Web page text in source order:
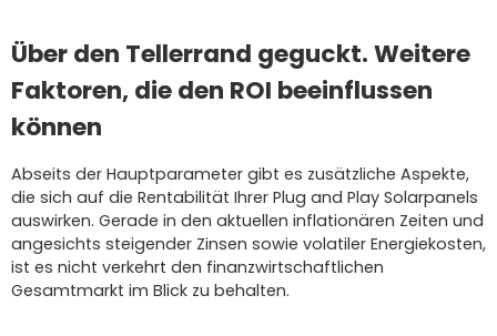
Über den Tellerrand geguckt. Weitere
Faktoren, die den ROI beeinflussen
können
Abseits der Hauptparameter gibt es zusätzliche Aspekte,
die sich auf die Rentabilität Ihrer Plug and Play Solarpanels
auswirken. Gerade in den aktuellen inflationären Zeiten und
angesichts steigender Zinsen sowie volatiler Energiekosten,
ist es nicht verkehrt den finanzwirtschaftlichen
Gesamtmarkt im Blick zu behalten.